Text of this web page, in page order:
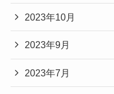
2023年10月
2023年9月
2023年7月